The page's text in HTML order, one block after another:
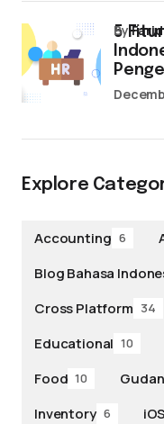
5by
Explore
Accounting 6
Blog Bahasa
Cross Platform 34
Educational 10
Food 10
Inventory 6 iOS